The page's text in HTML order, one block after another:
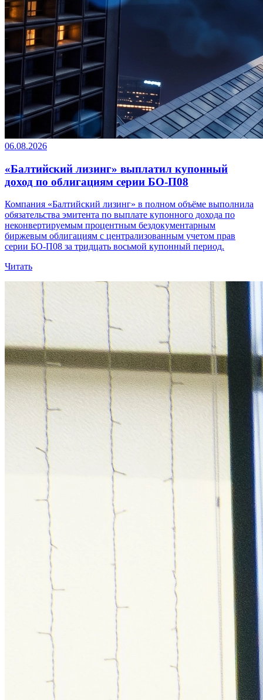
06.08.2026
«Балтийский лизинг» выплатил купонный
доход по облигациям серии БО-П08
Компания «Балтийский лизинг» в полном объёме выполнила
обязательства эмитента по выплате купонного дохода по
неконвертируемым процентным бездокументарным
биржевым облигациям с централизованным учетом прав
серии БО-П08 за тридцать восьмой купонный период.
Читать